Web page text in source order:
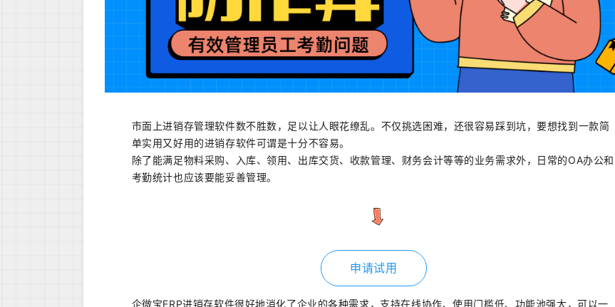
市面上进销存管理软件数不胜数，足以让人眼花缭乱。不仅挑选困难，还很容易踩到坑，要想找到一款简
单实用又好用的进销存软件可谓是十分不容易。
除了能满足物料采购、入库、领用、出库交货、收款管理、财务会计等等的业务需求外，日常的OA办公和
考勤统计也应该要能妥善管理。
申请试用
企微宝ERP进销存软件很好地消化了企业的各种需求，支持在线协作、使用门槛低、功能池强大，可以一